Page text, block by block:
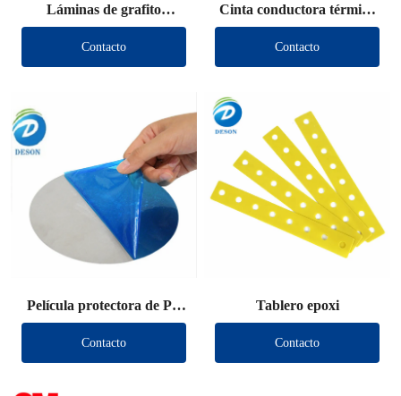
Láminas de grafito
troqueladas
Contacto
Cinta conductora térmica
troquelada
Contacto
Película protectora de PE
troquelada
Contacto
Tablero epoxi
Contacto